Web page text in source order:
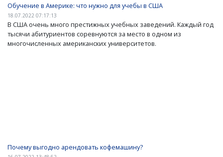
Обучение в Америке: что нужно для учебы в США
18.07.2022 07:17:13
В США очень много престижных учебных заведений. Каждый год
тысячи абитуриентов соревнуются за место в одном из
многочисленных американских университетов.
Почему выгодно арендовать кофемашину?